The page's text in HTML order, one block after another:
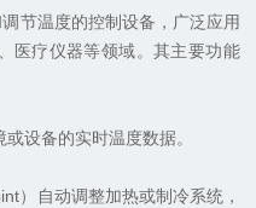
温度的控制设备，广泛应用
医疗仪器等领域。其主要功能
设备的实时温度数据。
自动调整加热或制冷系统，